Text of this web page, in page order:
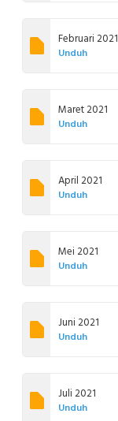
Februari 2021
Unduh
Maret 2021
Unduh
April 2021
Unduh
Mei 2021
Unduh
Juni 2021
Unduh
Juli 2021
Unduh